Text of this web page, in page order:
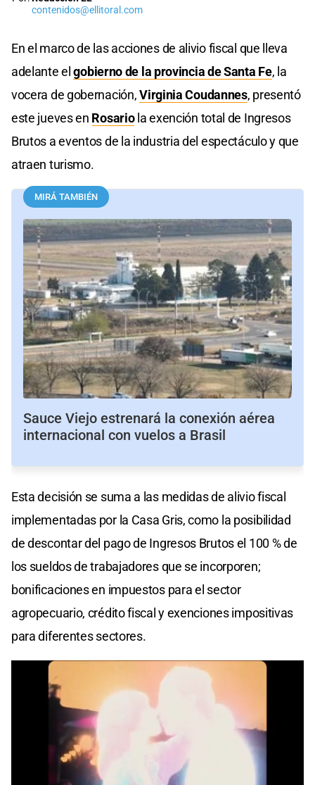
contenidos@ellitoral.com
En el marco de las acciones de alivio fiscal que lleva
adelante elgobierno de la provincia de Santa Fe, la
vocera de gobernación,Virginia Coudannes, presentó
este jueves en Rosariola exención total de Ingresos
Brutos a eventos de la industria del espectáculo y que
atraen turismo.
MIRÁ TAMBIÉN
Sauce Viejo estrenará la conexión aérea
internacional con vuelos a Brasil
Esta decisión se suma a las medidas de alivio fiscal
implementadas por la Casa Gris, como la posibilidad
de descontar del pago de Ingresos Brutos el 100 % de
los sueldos de trabajadores que se incorporen;
bonificaciones en impuestos para el sector
agropecuario, crédito fiscal y exenciones impositivas
para diferentes sectores.